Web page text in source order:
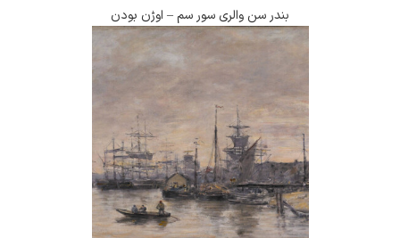
بندر سن والری سور سم – اوژن بودن